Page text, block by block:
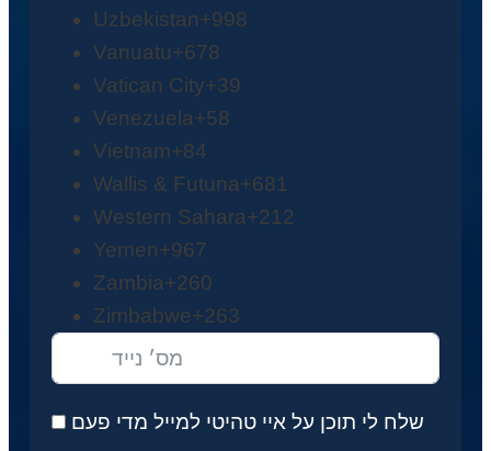
Uzbekistan+998
Vanuatu+678
Vatican City+39
Venezuela+58
Vietnam+84
Wallis & Futuna+681
Western Sahara+212
Yemen+967
Zambia+260
Zimbabwe+263
שלח לי תוכן על איי טהיטי למייל מדי פעם